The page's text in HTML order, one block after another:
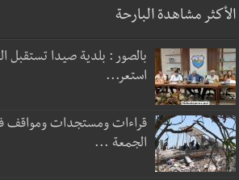
الأكثر مشاهدة البارحة
بالصور : بلدية صيدا تستقبل
استعر...
قراءات ومستجدات ومواقف
الجمعة ...